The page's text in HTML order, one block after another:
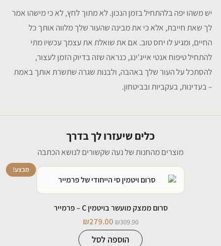
יש משהו יפה בלהתחיל בזמן הנכון. לא מתוך לחץ, לא כי מישהו אמר
לך שאת חייבת, אלא כי את מבינה שהעור שלך מלווה אותך כל
החיים, ומגיע לו יחס טוב. אם את שואלת את עצמך עכשיו מתי
להתחיל טיפוח אנטי אייג'ינג, כנראה שזה בדיוק הזמן לעצור,
להסתכל על העור שלך באהבה, ולבנות שגרה שתשרת אותך באמת
– בעדינות, בעקביות ובביטחון.
כלים שיעזרו לך בדרך
מוצרים מהחנות של נעה שקשורים לנושא הכתבה
מבצע!
סרום ממצק מועשר בויטמין C – פרמייר
₪309.90
₪279.00
הוספה לסל